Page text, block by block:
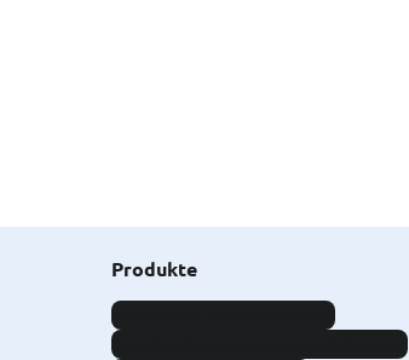
Produkte
Zahnzusatzversicherung
Krankenhauszusatzversicherung